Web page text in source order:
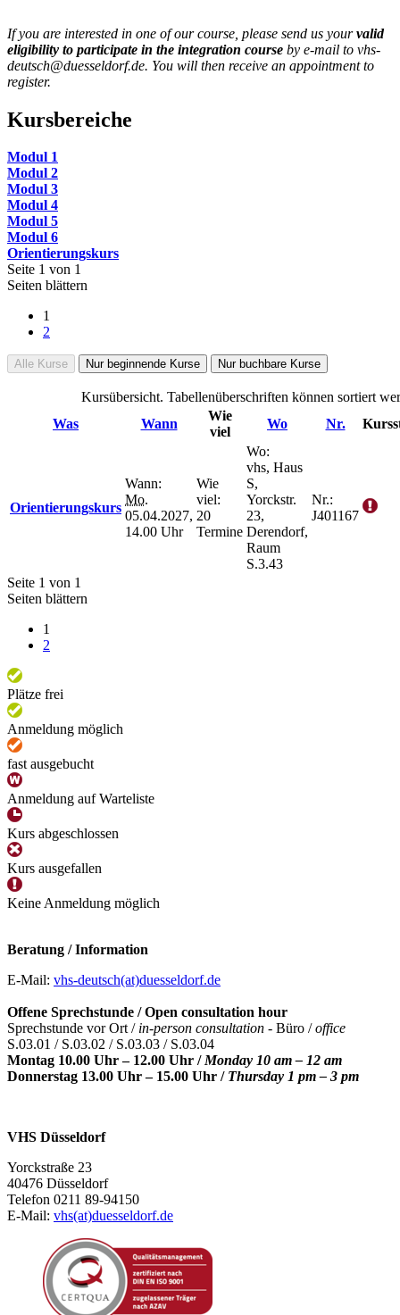
If you are interested in one of our course, please send us yourvalid
eligibility to participate in the integration course by e-mail to vhs-
deutsch@duesseldorf.de. You will then receive an appointment to
register.
Kursbereiche
Modul 1
Modul 2
Modul 3
Modul 4
Modul 5
Modul 6
Orientierungskurs
Seite 1 von 1
Seiten blättern
1
2
Alle Kurse Nur beginnende Kurse Nur buchbare Kurse
Kursübersicht. Tabellenüberschriften können sortiert
Was
Wann
Wie
viel
Wo Nr.
Orientierungskurs
Wann:
Mo.
05.04.2027,
14.00 Uhr
Wie
viel:
20
Termine
Wo:
vhs, Haus
S,
Yorckstr.
23,
Derendorf,
Raum
S.3.43
Nr.:
J401167
Seite 1 von 1
Seiten blättern
1
2
Plätze frei
Anmeldung möglich
fast ausgebucht
Anmeldung auf Warteliste
Kurs abgeschlossen
Kurs ausgefallen
Keine Anmeldung möglich
Beratung / Information
E-Mail: vhs-deutsch(at)duesseldorf.de
Offene Sprechstunde / Open consultation hour
Sprechstunde vor Ort / in-person consultation - Büro /office
S.03.01 / S.03.02 / S.03.03 / S.03.04
Montag 10.00 Uhr – 12.00 Uhr /Monday 10 am – 12 am
Donnerstag 13.00 Uhr – 15.00 Uhr / Thursday 1 pm – 3 pm
VHS Düsseldorf
Yorckstraße 23
40476 Düsseldorf
Telefon 0211 89-94150
E-Mail: vhs(at)duesseldorf.de